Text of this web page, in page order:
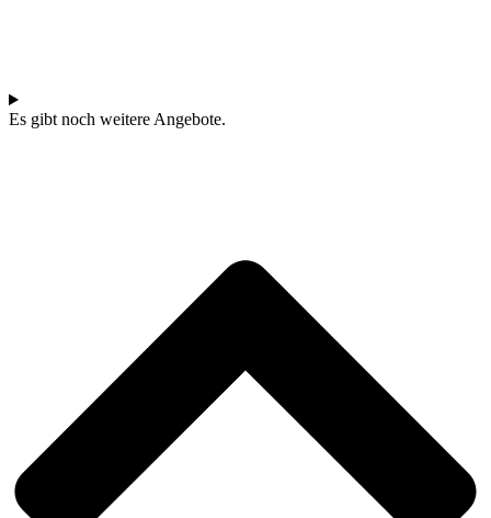
Es gibt noch weitere Angebote.